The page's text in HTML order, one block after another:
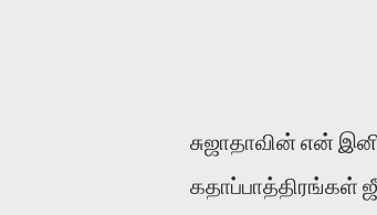
சுஜாதாவின் என்
கதாப்பாத்திரங்கள்